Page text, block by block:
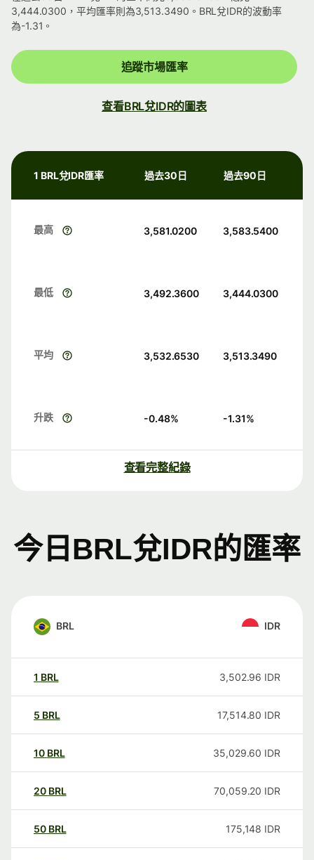
3,444.0300，平均匯率則為3,513.3490。BRL兌IDR的波動率
為-1.31。
追蹤市場匯率
查看BRL兌IDR的圖表
1 BRL兌IDR匯率 過去30日 過去90日
最高 3,581.0200 3,583.5400
最低 3,492.3600 3,444.0300
平均 3,532.6530 3,513.3490
升跌 -0.48% -1.31%
查看完整紀錄
今日BRL兌IDR的匯率
BRL IDR
1 BRL 3,502.96 IDR
5 BRL 17,514.80 IDR
10 BRL 35,029.60 IDR
20 BRL 70,059.20 IDR
50 BRL 175,148 IDR